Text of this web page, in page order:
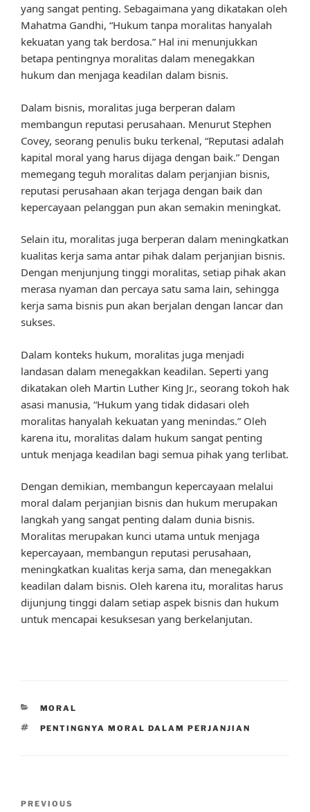
yang sangat penting. Sebagaimana yang dikatakan oleh
Mahatma Gandhi, “Hukum tanpa moralitas hanyalah
kekuatan yang tak berdosa.” Hal ini menunjukkan
betapa pentingnya moralitas dalam menegakkan
hukum dan menjaga keadilan dalam bisnis.
Dalam bisnis, moralitas juga berperan dalam
membangun reputasi perusahaan. Menurut Stephen
Covey, seorang penulis buku terkenal, “Reputasi adalah
kapital moral yang harus dijaga dengan baik.” Dengan
memegang teguh moralitas dalam perjanjian bisnis,
reputasi perusahaan akan terjaga dengan baik dan
kepercayaan pelanggan pun akan semakin meningkat.
Selain itu, moralitas juga berperan dalam meningkatkan
kualitas kerja sama antar pihak dalam perjanjian bisnis.
Dengan menjunjung tinggi moralitas, setiap pihak akan
merasa nyaman dan percaya satu sama lain, sehingga
kerja sama bisnis pun akan berjalan dengan lancar dan
sukses.
Dalam konteks hukum, moralitas juga menjadi
landasan dalam menegakkan keadilan. Seperti yang
dikatakan oleh Martin Luther King Jr., seorang tokoh hak
asasi manusia, “Hukum yang tidak didasari oleh
moralitas hanyalah kekuatan yang menindas.” Oleh
karena itu, moralitas dalam hukum sangat penting
untuk menjaga keadilan bagi semua pihak yang terlibat.
Dengan demikian, membangun kepercayaan melalui
moral dalam perjanjian bisnis dan hukum merupakan
langkah yang sangat penting dalam dunia bisnis.
Moralitas merupakan kunci utama untuk menjaga
kepercayaan, membangun reputasi perusahaan,
meningkatkan kualitas kerja sama, dan menegakkan
keadilan dalam bisnis. Oleh karena itu, moralitas harus
dijunjung tinggi dalam setiap aspek bisnis dan hukum
untuk mencapai kesuksesan yang berkelanjutan.
CATEGORIES
MORAL
TAGS
PENTINGNYA MORAL DALAM PERJANJIAN
Previous
PREVIOUS